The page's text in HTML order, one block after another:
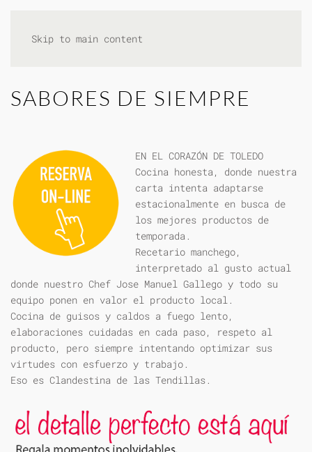
Skip to main content
SABORES DE SIEMPRE
EN EL CORAZÓN DE TOLEDO
Cocina honesta, donde nuestra
carta intenta adaptarse
estacionalmente en busca de
los mejores productos de
temporada.
Recetario manchego,
interpretado al gusto actual
donde nuestro Chef Jose Manuel Gallego y todo su
equipo ponen en valor el producto local.
Cocina de guisos y caldos a fuego lento,
elaboraciones cuidadas en cada paso, respeto al
producto, pero siempre intentando optimizar sus
virtudes con esfuerzo y trabajo.
Eso es Clandestina de las Tendillas.